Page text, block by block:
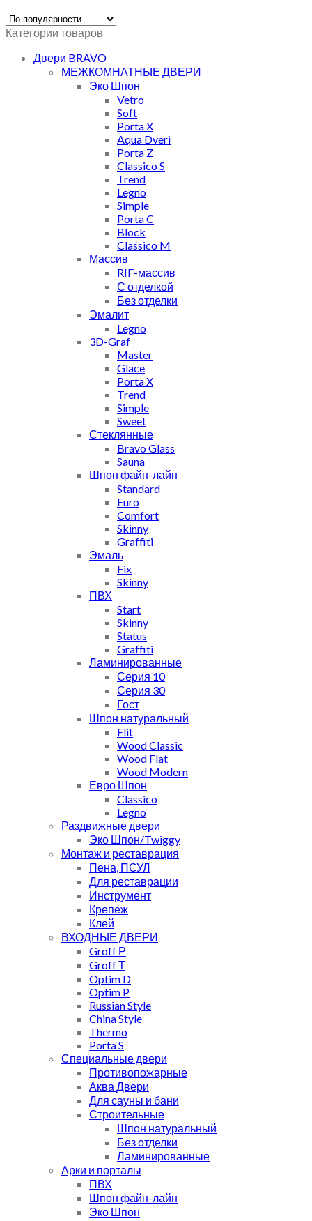
Категории товаров
Двери BRAVO
МЕЖКОМНАТНЫЕ ДВЕРИ
Эко Шпон
Vetro
Soft
Porta X
Aqua Dveri
Porta Z
Classico S
Trend
Legno
Simple
Porta C
Block
Classico M
Массив
RIF-массив
С отделкой
Без отделки
Эмалит
Legno
3D-Graf
Master
Glace
Porta X
Trend
Simple
Sweet
Стеклянные
Bravo Glass
Sauna
Шпон файн-лайн
Standard
Euro
Comfort
Skinny
Graffiti
Эмаль
Fix
Skinny
ПВХ
Start
Skinny
Status
Graffiti
Ламинированные
Серия 10
Серия 30
Гост
Шпон натуральный
Elit
Wood Classic
Wood Flat
Wood Modern
Евро Шпон
Classico
Legno
Раздвижные двери
Эко Шпон/Twiggy
Монтаж и реставрация
Пена, ПСУЛ
Для реставрации
Инструмент
Крепеж
Клей
ВХОДНЫЕ ДВЕРИ
Groff Р
Groff Т
Optim D
Optim P
Russian Style
China Style
Thermo
Porta S
Специальные двери
Противопожарные
Аква Двери
Для сауны и бани
Строительные
Шпон натуральный
Без отделки
Ламинированные
Арки и порталы
ПВХ
Шпон файн-лайн
Эко Шпон